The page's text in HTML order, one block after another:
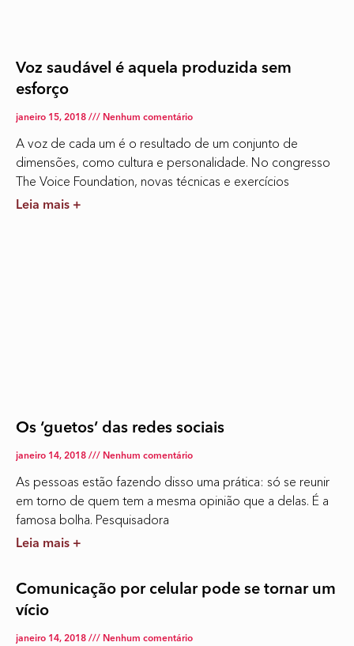
Voz saudável é aquela produzida sem
esforço
janeiro 15, 2018 Nenhum comentário
A voz de cada um é o resultado de um conjunto de
dimensões, como cultura e personalidade. No congresso
The Voice Foundation, novas técnicas e exercícios
Leia mais +
Os ‘guetos’ das redes sociais
janeiro 14, 2018 Nenhum comentário
As pessoas estão fazendo disso uma prática: só se reunir
em torno de quem tem a mesma opinião que a delas. É a
famosa bolha. Pesquisadora
Leia mais +
Comunicação por celular pode se tornar um
vício
janeiro 14, 2018 Nenhum comentário